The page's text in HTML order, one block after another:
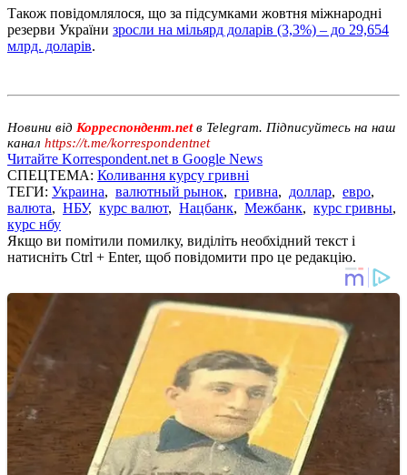
Також повідомлялося, що за підсумками жовтня міжнародні
резерви України зросли на мільярд доларів (3,3%) – до 29,654
млрд. доларів.
Новини від Корреспондент.netв Telegram. Підписуйтесь на наш
канал https://t.me/korrespondentnet
Читайте Korrespondent.net в Google News
СПЕЦТЕМА: Коливання курсу гривні
ТЕГИ: Украина, валютный рынок, гривна, доллар, евро,
валюта, НБУ, курс валют, Нацбанк, Межбанк, курс гривны,
курс нбу
Якщо ви помітили помилку, виділіть необхідний текст і
натисніть Ctrl + Enter, щоб повідомити про це редакцію.